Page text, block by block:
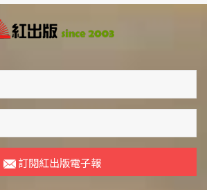
訂閱紅出版電子報